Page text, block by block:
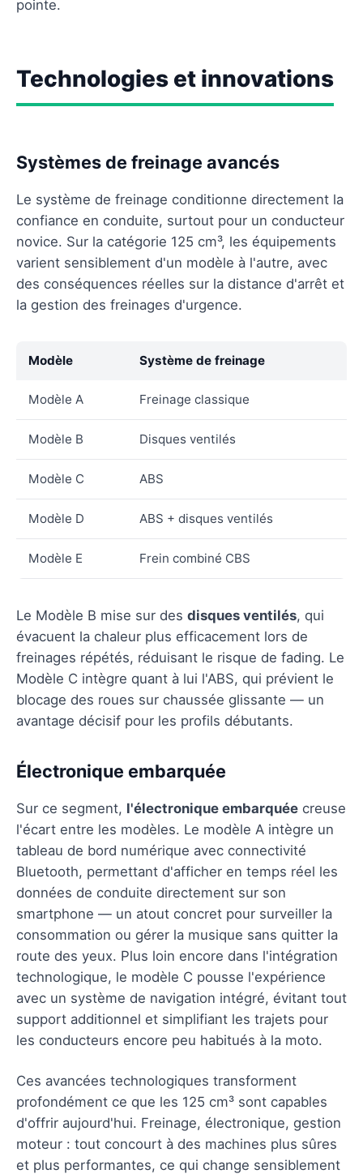
pointe.
Technologies et innovations
Systèmes de freinage avancés
Le système de freinage conditionne directement la
confiance en conduite, surtout pour un conducteur
novice. Sur la catégorie 125 cm³, les équipements
varient sensiblement d'un modèle à l'autre, avec
des conséquences réelles sur la distance d'arrêt et
la gestion des freinages d'urgence.
Modèle Système de freinage
Modèle A Freinage classique
Modèle B Disques ventilés
Modèle C ABS
Modèle D ABS + disques ventilés
Modèle E Frein combiné CBS
Le Modèle B mise sur des disques ventilés, qui
évacuent la chaleur plus efficacement lors de
freinages répétés, réduisant le risque de fading. Le
Modèle C intègre quant à lui l'ABS, qui prévient le
blocage des roues sur chaussée glissante — un
avantage décisif pour les profils débutants.
Électronique embarquée
Sur ce segment, l'électronique embarquée creuse
l'écart entre les modèles. Le modèle A intègre un
tableau de bord numérique avec connectivité
Bluetooth, permettant d'afficher en temps réel les
données de conduite directement sur son
smartphone — un atout concret pour surveiller la
consommation ou gérer la musique sans quitter la
route des yeux. Plus loin encore dans l'intégration
technologique, le modèle C pousse l'expérience
avec un système de navigation intégré, évitant tout
support additionnel et simplifiant les trajets pour
les conducteurs encore peu habitués à la moto.
Ces avancées technologiques transforment
profondément ce que les 125 cm³ sont capables
d'offrir aujourd'hui. Freinage, électronique, gestion
moteur : tout concourt à des machines plus sûres
et plus performantes, ce qui change sensiblement